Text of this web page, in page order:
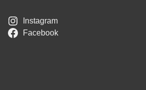
Instagram
Facebook